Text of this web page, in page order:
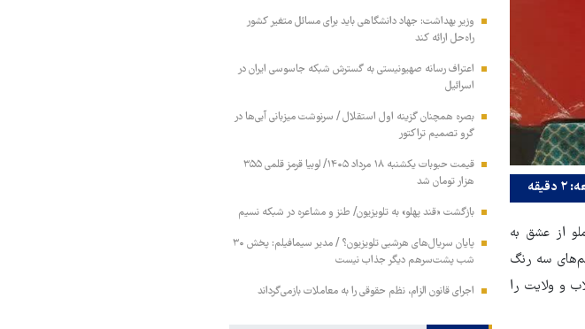
از عشق به
سه رنگ
و ولایت را
وزیر بهداشت: جهاد دانشگاهی باید برای مسائل متغیر کشور
راه‌حل ارائه کند
اعتراف رسانه صهیونیستی به گسترش شبکه جاسوسی ایران در
اسرائیل
بصره همچنان گزینه اول استقلال / سرنوشت میزبانی آبی‌ها در
گرو تصمیم تراکتور
قیمت حبوبات یکشنبه ۱۸ مرداد ۱۴۰۵/ لوبیا قرمز قلمی ۳۵۵
هزار تومان شد
بازگشت «قند پهلو» به تلویزیون/ طنز و مشاعره در شبکه نسیم
پایان سریال‌های هرشبی تلویزیون؟ / مدیر سیمافیلم: پخش ۳۰
شب پشت‌سرهم دیگر جذاب نیست
اجرای قانون الزام، نظم حقوقی را به معاملات بازمی‌گرداند